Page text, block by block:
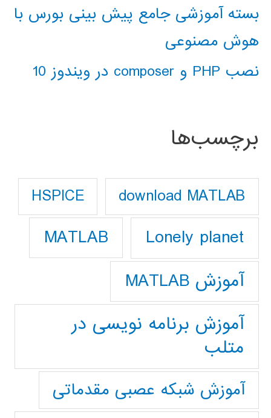
بسته آموزشی جامع پیش بینی بورس با
هوش مصنوعی
نصب PHP و composer در ویندوز 10
برچسب‌ها
download MATLAB
HSPICE
Lonely planet
MATLAB
آموزش MATLAB
آموزش برنامه نویسی در
متلب
آموزش شبکه عصبی مقدماتی